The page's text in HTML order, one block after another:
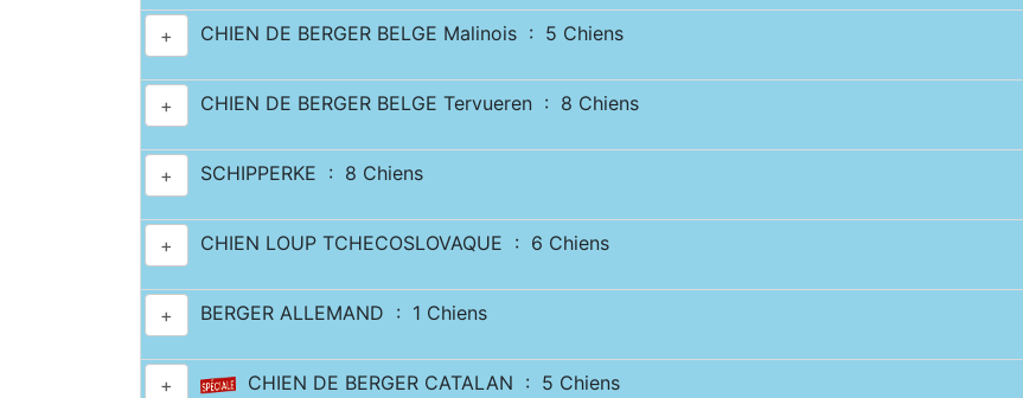
+ CHIEN DE BERGER BELGE Malinois : 5 Chiens
+ CHIEN DE BERGER BELGE Tervueren : 8 Chiens
+ SCHIPPERKE : 8 Chiens
+ CHIEN LOUP TCHECOSLOVAQUE : 6 Chiens
+ BERGER ALLEMAND : 1 Chiens
+ CHIEN DE BERGER CATALAN : 5 Chiens